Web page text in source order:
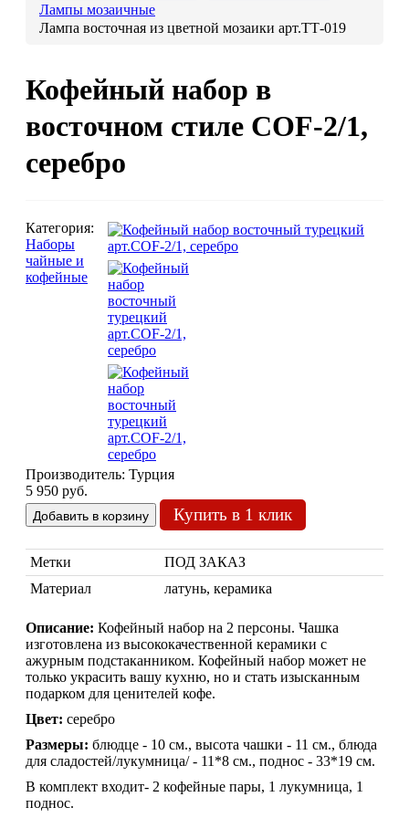
Люстры со стеклом
Бра
Марокканские
Марокканские светильники
Бра из мозаики
Бра со стеклом
Настольные лампы
Марокканские лампы
Мозаичные лампы
Лампы со стеклом
Марокканские
Лампы мозаичные
Лампа восточная из цветной мозаики арт.TТ-019
Кофейный набор в
восточном стиле COF-2/1,
серебро
Категория:
Наборы
чайные и
кофейные
Производитель: Турция
5 950 руб.
Купить в 1 клик
Метки
ПОД ЗАКАЗ
Материал
латунь, керамика
Описание: Кофейный набор на 2 персоны. Чашка
изготовлена из высококачественной керамики с
ажурным подстаканником. Кофейный набор может не
только украсить вашу кухню, но и стать изысканным
подарком для ценителей кофе.
Цвет: серебро
Размеры: блюдце - 10 см., высота чашки - 11 см., блюда
для сладостей/лукумница/ - 11*8 см., поднос - 33*19 см.
В комплект входит- 2 кофейные пары, 1 лукумница, 1
поднос.